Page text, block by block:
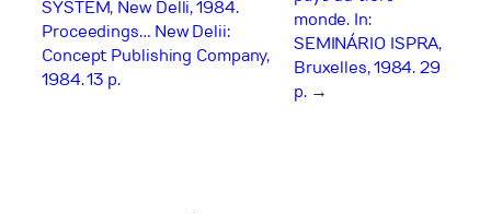
SYSTEM, New Delli, 1984.
Proceedings… New Delii:
Concept Publishing Company,
1984. 13 p.
monde. In:
SEMINÁRIO ISPRA,
Bruxelles, 1984. 29
p. →